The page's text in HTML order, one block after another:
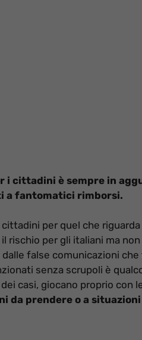
i cittadini è sempre in
a fantomatici rimborsi.
cittadini per quel che
rischio per gli italiani ma
false comunicazioni
senza scrupoli è
casi, giocano proprio con
da prendere o a